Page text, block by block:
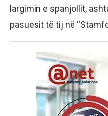
largimin e spanjollit,
pasuesit të tij në